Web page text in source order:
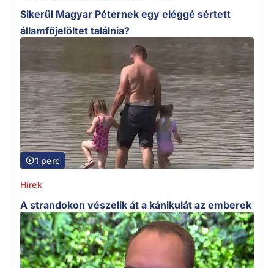
Sikerül Magyar Péternek egy eléggé sértett
államfőjelöltet találnia?
1 perc
Hírek
A strandokon vészelik át a kánikulát az emberek